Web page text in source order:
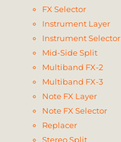
FX Selector
Instrument Layer
Instrument Selector
Mid-Side Split
Multiband FX-2
Multiband FX-3
Note FX Layer
Note FX Selector
Replacer
Stereo Split